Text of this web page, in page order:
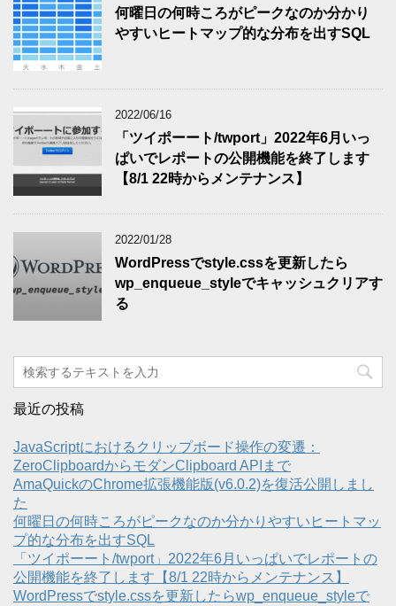
何曜日の何時ころがピークなのか分かり
やすいヒートマップ的な分布を出すSQL
2022/06/16
「ツイポーート/twport」2022年6月いっ
ぱいでレポートの公開機能を終了します
【8/1 22時からメンテナンス】
2022/01/28
WordPressでstyle.cssを更新したら
wp_enqueue_styleでキャッシュクリアす
る
最近の投稿
JavaScriptにおけるクリップボード操作の変遷：
ZeroClipboardからモダンClipboard APIまで
AmaQuickのChrome拡張機能版(v6.0.2)を復活公開しまし
た
何曜日の何時ころがピークなのか分かりやすいヒートマッ
プ的な分布を出すSQL
「ツイポーート/twport」2022年6月いっぱいでレポートの
公開機能を終了します【8/1 22時からメンテナンス】
WordPressでstyle.cssを更新したらwp_enqueue_styleで